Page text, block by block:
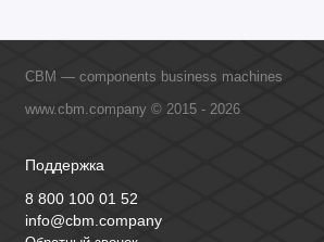
CBM — components business machines
www.cbm.company © 2015 - 2026
Поддержка
8 800 100 01 52
info@cbm.company